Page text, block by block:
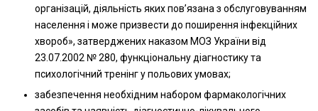
організацій, діяльність яких пов’язана з обслуговуванням
населення і може призвести до поширення інфекційних
хвороб», затверджених наказом МОЗ України від
23.07.2002 № 280, функціональну діагностику та
психологічний тренінг у польових умовах;
забезпечення необхідним набором фармакологічних